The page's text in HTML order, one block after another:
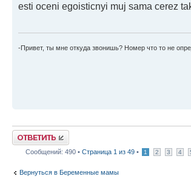
esti oceni egoisticnyi muj sama cerez
-Привет, ты мне откуда звонишь? Номер что то не
Ответить
Сообщений: 490 • Страница 1 из 49 • 1 2 3 4
Вернуться в Беременные мамы